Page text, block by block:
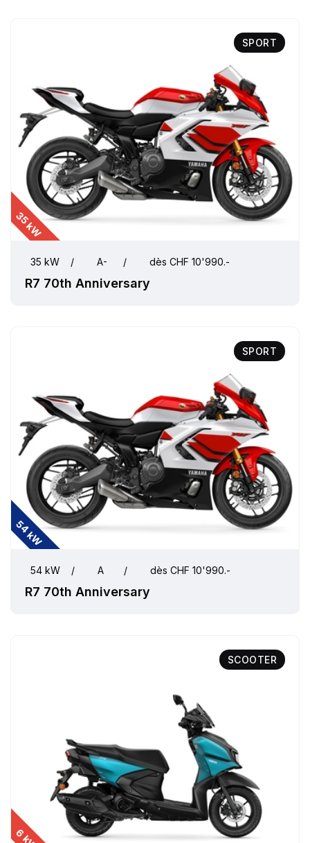
SPORT
35 kW
35 kW / A- / dès CHF 10'990.-
R7 70th Anniversary
SPORT
54 kW
54 kW / A / dès CHF 10'990.-
R7 70th Anniversary
SCOOTER